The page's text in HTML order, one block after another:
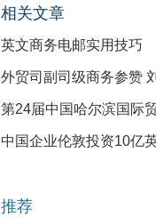
相关文章
英文商务电邮实用技巧
外贸司副司级商务参赞
第24届中国哈尔滨国际
中国企业伦敦投资10亿
推荐